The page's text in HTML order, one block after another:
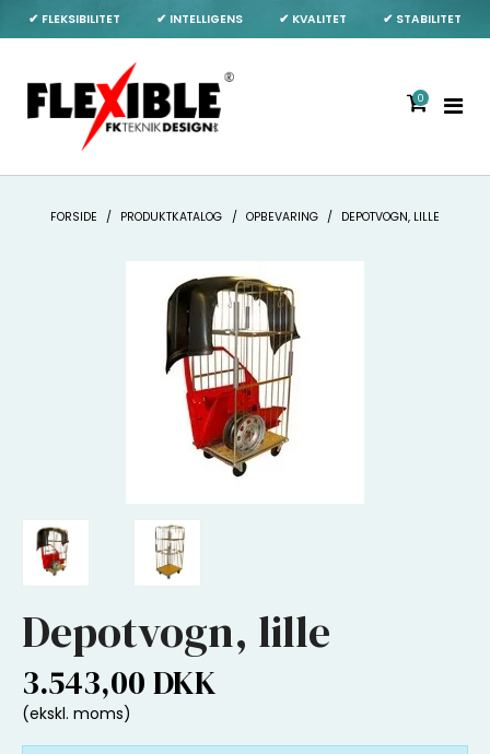
✔ FLEKSIBILITET ✔ INTELLIGENS ✔ KVALITET ✔ STABILITET
0
FORSIDE / PRODUKTKATALOG / OPBEVARING / DEPOTVOGN, LILLE
Depotvogn, lille
3.543,00 DKK
(ekskl. moms)